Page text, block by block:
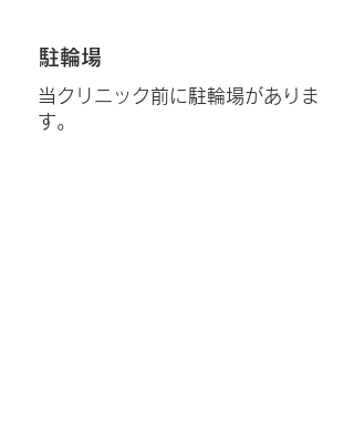
駐輪場
当クリニック前に駐輪場がありま
す。